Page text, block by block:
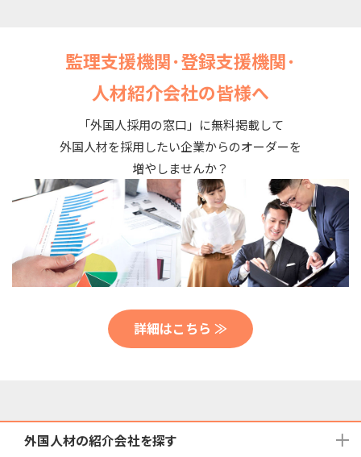
監理支援機関･登録支援機関･
人材紹介会社の皆様へ
「外国人採用の窓口」に無料掲載して
外国人材を採用したい企業からのオーダーを
増やしませんか？
詳細はこちら ≫
外国人材の紹介会社を探す